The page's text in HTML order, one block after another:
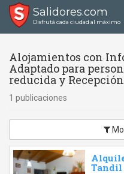
Salidores.com
Disfrutá cada ciudad al máximo
Alojamientos con
Adaptado para
reducida y
1 publicaciones
Tandil